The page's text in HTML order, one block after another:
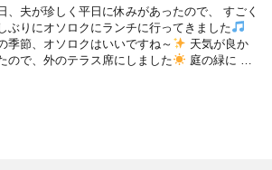
、夫が珍しく平日に休みがあったので、 すごく
ぶりにオソロクにランチに行ってきました
季節、オソロクはいいですね～
天気が良か
ので、外のテラス席にしました
庭の緑に …